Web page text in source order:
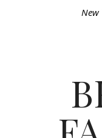
New